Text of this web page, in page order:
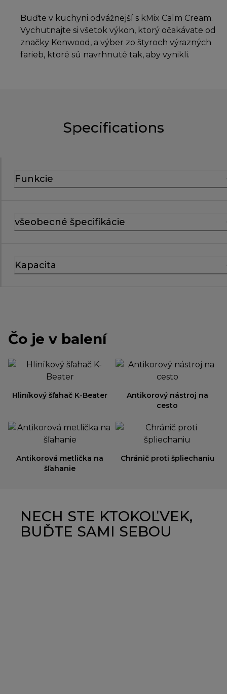
Buďte v kuchyni odvážnejší s kMix Calm Cream.
Vychutnajte si všetok výkon, ktorý očakávate od
značky Kenwood, a výber zo štyroch výrazných
farieb, ktoré sú navrhnuté tak, aby vynikli.
Specifications
Funkcie
všeobecné špecifikácie
Kapacita
Čo je v balení
Hliníkový šľahač K-Beater
Antikorový nástroj na
cesto
Antikorová metlička na
šľahanie
Chránič proti špliechaniu
NECH STE KTOKOĽVEK,
BUĎTE SAMI SEBOU